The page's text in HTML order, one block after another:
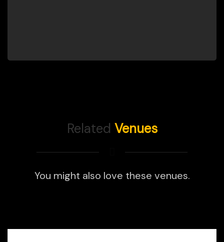
Related Venues
You might also love these venues.